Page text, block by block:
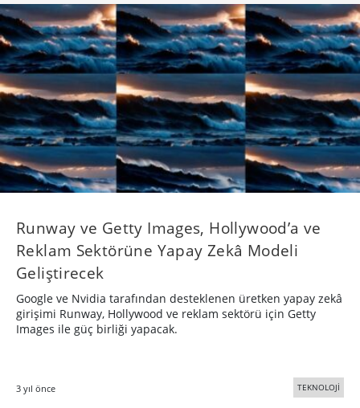
Runway ve Getty Images, Hollywood’a ve
Reklam Sektörüne Yapay Zekâ Modeli
Geliştirecek
Google ve Nvidia tarafından desteklenen üretken yapay zekâ
girişimi Runway, Hollywood ve reklam sektörü için Getty
Images ile güç birliği yapacak.
3 yıl önce TEKNOLOJİ